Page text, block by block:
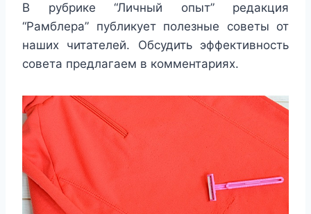
В рубрике “Личный опыт” редакция
“Рамблера” публикует полезные советы от
наших читателей. Обсудить эффективность
совета предлагаем в комментариях.